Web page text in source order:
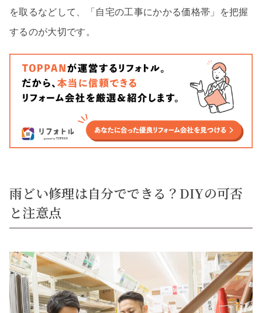
を取るなどして、「自宅の工事にかかる価格帯」を把握
するのが大切です。
雨どい修理は自分でできる？DIYの可否
と注意点